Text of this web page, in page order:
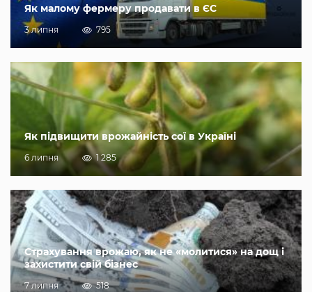
Як малому фермеру продавати в ЄС
3 липня 795
Як підвищити врожайність сої в Україні
6 липня 1 285
Страхування врожаю, як не «молитися» на дощ і
захистити свій бізнес
7 липня 518